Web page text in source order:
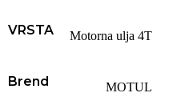
VRSTA Motorna ulja 4T
Brend MOTUL